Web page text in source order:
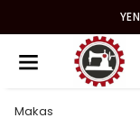
Makas